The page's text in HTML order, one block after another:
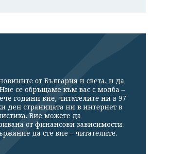
от България и света, и да
се обръщаме към вас с молба –
години вие, читателите ни в 97
ден страницата ни в интернет в
Вие можете да
от финансови зависимости.
да сте вие – читателите.